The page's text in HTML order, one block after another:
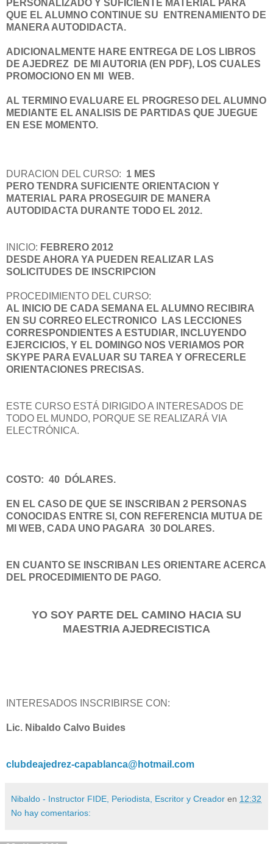
PERSONALIZADO Y SUFICIENTE MATERIAL PARA
QUE EL ALUMNO CONTINUE SU ENTRENAMIENTO DE
MANERA AUTODIDACTA.
ADICIONALMENTE HARE ENTREGA DE LOS LIBROS
DE AJEDREZ DE MI AUTORIA (EN PDF), LOS CUALES
PROMOCIONO EN MI WEB.
AL TERMINO EVALUARE EL PROGRESO DEL ALUMNO
MEDIANTE EL ANALISIS DE PARTIDAS QUE JUEGUE
EN ESE MOMENTO.
DURACION DEL CURSO: 1 MES
PERO TENDRA SUFICIENTE ORIENTACION Y
MATERIAL PARA PROSEGUIR DE MANERA
AUTODIDACTA DURANTE TODO EL 2012.
INICIO: FEBRERO 2012
DESDE AHORA YA PUEDEN REALIZAR LAS
SOLICITUDES DE INSCRIPCION
PROCEDIMIENTO DEL CURSO:
AL INICIO DE CADA SEMANA EL ALUMNO RECIBIRA
EN SU CORREO ELECTRONICO LAS LECCIONES
CORRESPONDIENTES A ESTUDIAR, INCLUYENDO
EJERCICIOS, Y EL DOMINGO NOS VERIAMOS POR
SKYPE PARA EVALUAR SU TAREA Y OFRECERLE
ORIENTACIONES PRECISAS.
ESTE CURSO ESTÁ DIRIGIDO A INTERESADOS DE
TODO EL MUNDO, PORQUE SE REALIZARÁ VIA
ELECTRÓNICA.
COSTO: 40 DÓLARES.
EN EL CASO DE QUE SE INSCRIBAN 2 PERSONAS
CONOCIDAS ENTRE SI, CON REFERENCIA MUTUA DE
MI WEB, CADA UNO PAGARA 30 DOLARES.
EN CUANTO SE INSCRIBAN LES ORIENTARE ACERCA
DEL PROCEDIMIENTO DE PAGO.
YO SOY PARTE DEL CAMINO HACIA SU
MAESTRIA AJEDRECISTICA
INTERESADOS INSCRIBIRSE CON:
Lic. Nibaldo Calvo Buides
clubdeajedrez-capablanca@hotmail.com
Nibaldo - Instructor FIDE, Periodista, Escritor y Creador en 12:32
No hay comentarios: